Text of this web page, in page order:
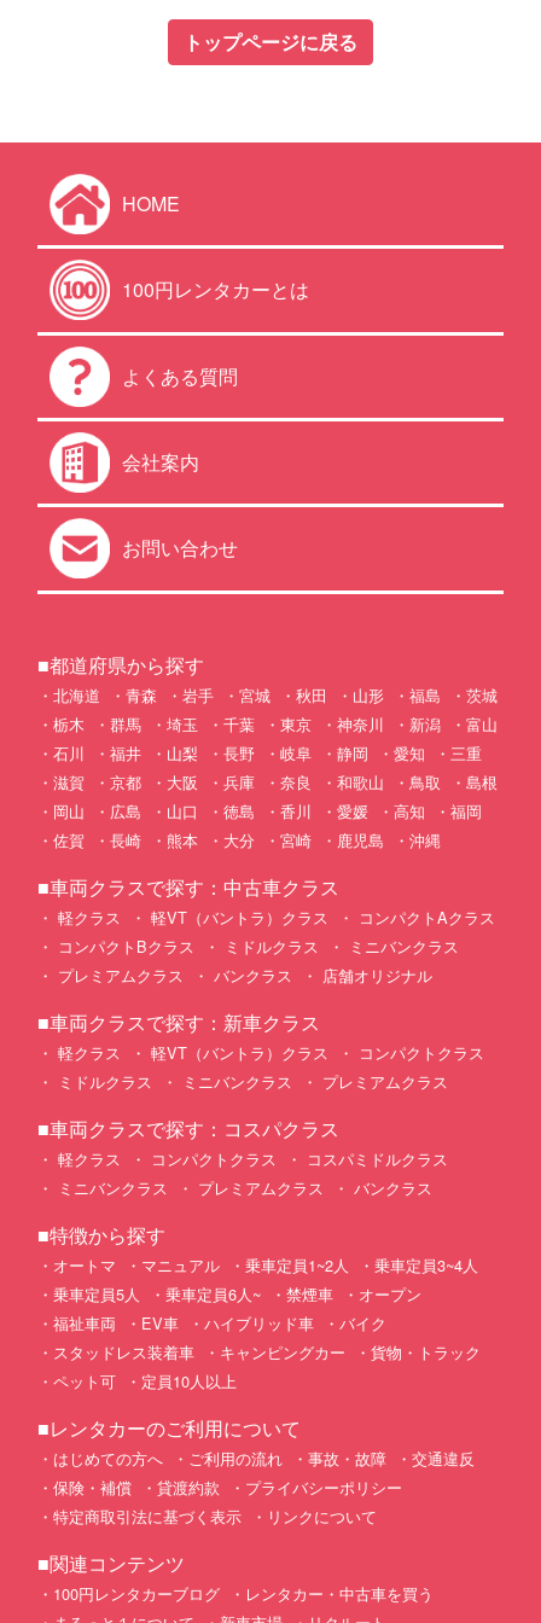
トップページに戻る
HOME
100円レンタカーとは
よくある質問
会社案内
お問い合わせ
■都道府県から探す
北海道 青森 岩手 宮城 秋田 山形 福島
茨城
栃木
群馬 埼玉 千葉 東京 神奈川 新潟
富山
石川
福井 山梨 長野 岐阜 静岡 愛知
三重
滋賀
京都 大阪 兵庫 奈良 和歌山 鳥取
島根
岡山
広島 山口 徳島 香川 愛媛 高知
福岡
佐賀
長崎 熊本 大分 宮崎 鹿児島 沖縄
■車両クラスで探す：中古車クラス
軽クラス 軽VT（バントラ）クラス
コンパクトAクラス
コンパクトBクラス
ミドルクラス
ミニバンクラス
プレミアムクラス
バンクラス 店舗オリジナル
■車両クラスで探す：新車クラス
軽クラス 軽VT（バントラ）クラス
コンパクトクラス
ミドルクラス
ミニバンクラス プレミアムクラス
■車両クラスで探す：コスパクラス
軽クラス コンパクトクラス
コスパミドルクラス
ミニバンクラス
プレミアムクラス バンクラス
■特徴から探す
オートマ マニュアル 乗車定員1~2人
乗車定員3~4人
乗車定員5人
乗車定員6人~ 禁煙車
オープン
福祉車両
EV車 ハイブリッド車
バイク
スタッドレス装着車
キャンピングカー
貨物・トラック
ペット可
定員10人以上
■レンタカーのご利用について
はじめての方へ ご利用の流れ 事故・故障
交通違反
保険・補償
貸渡約款
プライバシーポリシー
特定商取引法に基づく表示
リンクについて
■関連コンテンツ
100円レンタカーブログ
レンタカー・中古車を買う